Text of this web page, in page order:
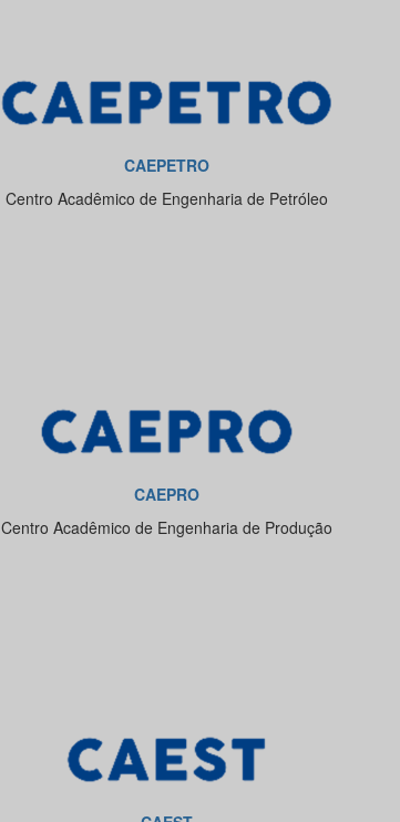
CAEPETRO
Centro Acadêmico de Engenharia de Petróleo
CAEPRO
Centro Acadêmico de Engenharia de Produção